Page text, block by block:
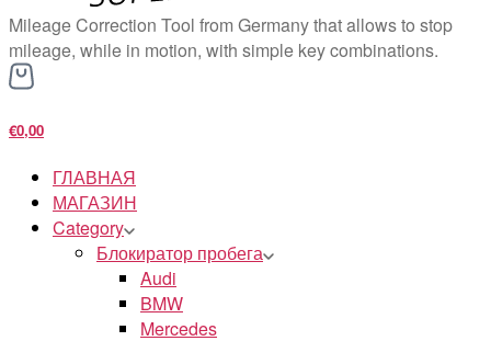
Mileage Correction Tool from Germany that allows to stop
mileage, while in motion, with simple key combinations.
€0,00
ГЛАВНАЯ
МАГАЗИН
Category
Блокиратор пробега
Audi
BMW
Mercedes